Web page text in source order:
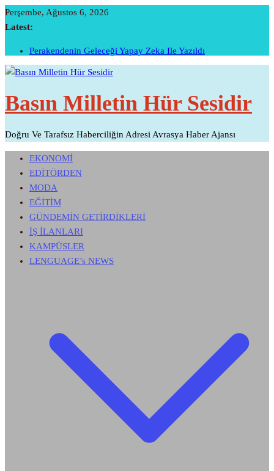
Skip
To
Perşembe, Ağustos 6, 2026
Latest:
Perakendenin Geleceği Yapay Zeka Ile Yazıldı
Temmuz Ayı Ihracatı Belli Oldu…
Yatırım Çekti…
Sivri Biber Şampiyonluğunu Ilan Etti…
Basın Milletin Hür Sesidir
Doğru Ve Tarafsız Haberciliğin Adresi Avrasya Haber Ajansı
EKONOMİ
EDİTÖRDEN
MODA
EĞİTİM
GÜNDEMİN GETİRDİKLERİ
İŞ İLANLARI
KAMPÜSLER
LENGUAGE’s NEWS